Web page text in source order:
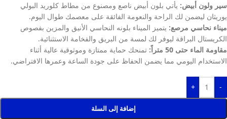
سير ولون أبيض: يأتي بلون أبيض ناصع ومصنوع من مطاط كلوريد البولي
يوريثان ليضمن لك الراحة والنعومة الفائقة على معصمك طوال اليوم.
ميناء نحاسي مرصع: يتميز الميناء بلونه النحاسي الأنيق والمزين بفصوص
الكريستال البراقة ليوفر لك لمسة من البريق والفخامة الاستثنائية.
مقاومة الماء حتى 50 متراً:
تمنحك حماية ممتازة وموثوقية عالية أثناء
الاستخدام اليومي مما يضمن الحفاظ على جودة الساعة وعمرها الافتراضي.
-
+
إضافة إلى السلة